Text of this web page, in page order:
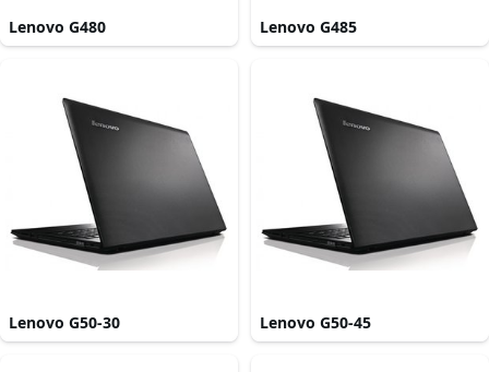
Lenovo G480 Lenovo G485
Lenovo G50-30 Lenovo G50-45